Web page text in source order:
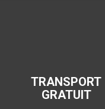
TRANSPORT
GRATUIT